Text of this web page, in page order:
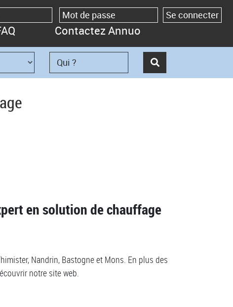
Contactez Annuo
en solution de chauffage
Nandrin, Bastogne et Mons. En plus des
notre site web.